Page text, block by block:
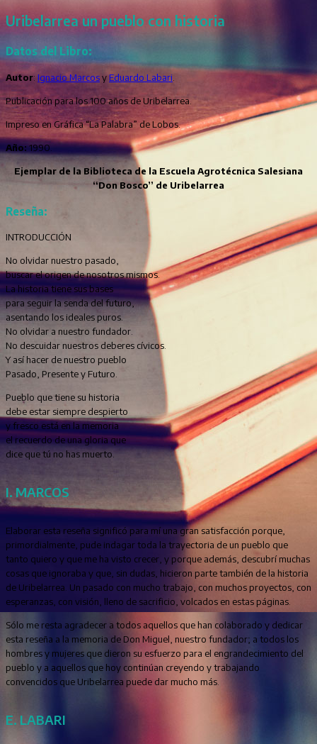
Uribelarrea un pueblo con historia
Datos del Libro:
Autor: Ignacio MarcosyEduardo Labari
Publicación para los 100 años de Uribelarrea.
Impreso en Gráfica “La Palabra” de Lobos.
Año:1990.
Ejemplar de la Biblioteca de la Escuela Agrotécnica Salesiana
“Don Bosco” de Uribelarrea
Reseña:
INTRODUCCIÓN
No olvidar nuestro pasado,
buscar el origen de nosotros mismos.
La historia tiene sus bases
para seguir la senda del futuro,
asentando los ideales puros.
No olvidar a nuestro fundador.
No descuidar nuestros deberes cívicos.
Y así hacer de nuestro pueblo
Pasado, Presente y Futuro.
Pueblo que tiene su historia
debe estar siempre despierto
y fresco está en la memoria
el recuerdo de una gloria que
dice que tú no has muerto.
I. MARCOS
Elaborar esta reseña significó para mí una gran satisfacción porque,
primordialmente, pude indagar toda la trayectoria de un pueblo que
tanto quiero y que me ha visto crecer, y porque además, descubrí muchas
cosas que ignoraba y que, sin dudas, hicieron parte también de la historia
de Uribelarrea. Un pasado con mucho trabajo, con muchos proyectos, con
esperanzas, con visión, lleno de sacrificio, volcados en estas páginas.
Sólo me resta agradecer a todos aquellos que han colaborado y dedicar
esta reseña a la memoria de Don Miguel, nuestro fundador; a todos los
hombres y mujeres que dieron su esfuerzo para el engrandecimiento del
pueblo y a aquellos que hoy continúan creyendo y trabajando
convencidos que Uribelarrea puede dar mucho más.
E. LABARI